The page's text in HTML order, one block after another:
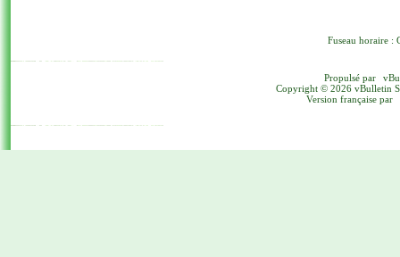
Fuseau horaire :
Propulsé par
Copyright © 2026 vBulletin
Version française par